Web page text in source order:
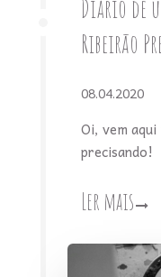
Diário de
Ribeirão
08.04.2020
Oi, vem
precisando!
Ler mais